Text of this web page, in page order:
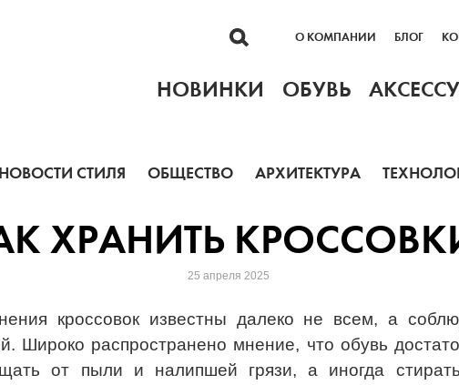
О КОМПАНИИ БЛОГ
НОВИНКИ ОБУВЬ
НОВОСТИ СТИЛЯ ОБЩЕСТВО АРХИТЕКТУРА
ХРАНИТЬ
25 апреля 2025
кроссовок известны далеко не всем, а
Широко распространено мнение, что обувь
от пыли и налипшей грязи, а иногда